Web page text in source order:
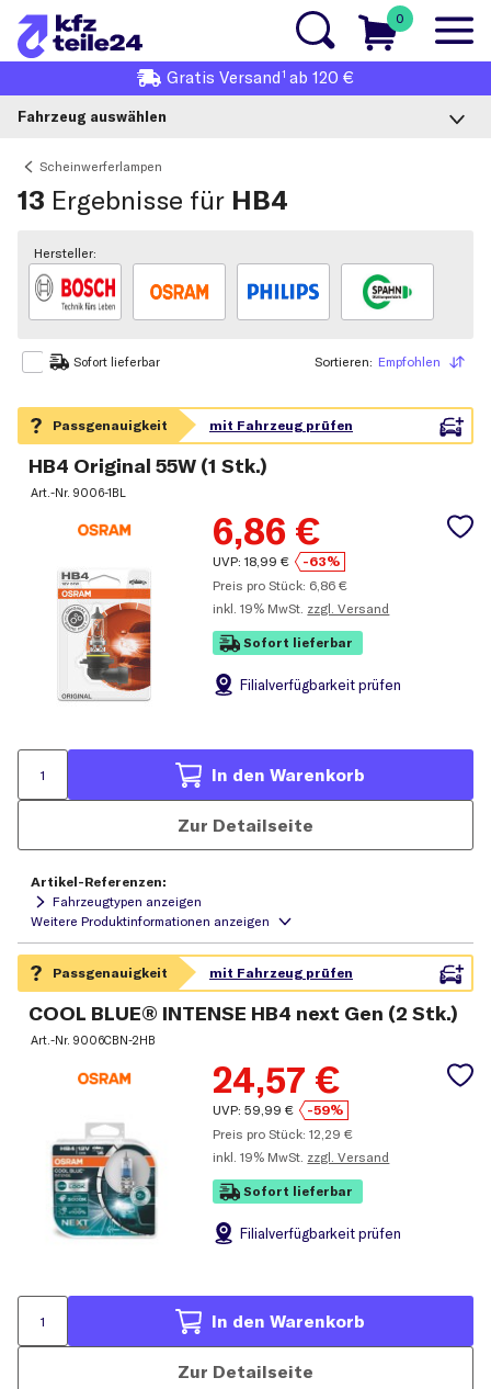
0
Gratis Versand1 ab 120 €
Fahrzeug auswählen
Scheinwerferlampen
13 Ergebnisse für HB4
Hersteller:
Sofort lieferbar Empfohlen
Sortieren
HB4 Original 55W (1 Stk.)
Art.-Nr.9006-1BL
6,86 €
UVP:18,99 €
-63%
Preis pro Stück: 6,86 €
inkl. 19% MwSt. zzgl. Versand
Sofort lieferbar
Filialverfügbarkeit prüfen
In den Warenkorb
Zur Detailseite
Artikel-Referenzen:
Fahrzeugtypen anzeigen
COOL BLUE® INTENSE HB4 next Gen (2 Stk.)
Art.-Nr.9006CBN-2HB
24,57 €
UVP:59,99 €
-59%
Preis pro Stück:12,29 €
inkl. 19% MwSt. zzgl. Versand
Sofort lieferbar
Filialverfügbarkeit prüfen
In den Warenkorb
Zur Detailseite